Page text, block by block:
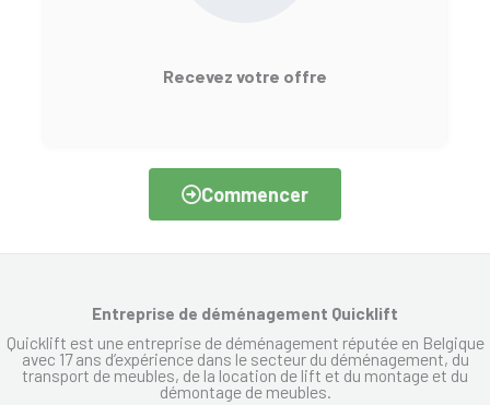
Recevez votre offre
Commencer
Entreprise de déménagement Quicklift
Quicklift est une entreprise de déménagement réputée en Belgique
avec 17 ans d’expérience dans le secteur du déménagement, du
transport de meubles, de la location de lift et du montage et du
démontage de meubles.